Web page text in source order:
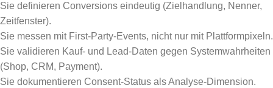
Sie definieren Conversions eindeutig (Zielhandlung, Nenner,
Zeitfenster).
Sie messen mit First-Party-Events, nicht nur mit Plattformpixeln.
Sie validieren Kauf- und Lead-Daten gegen Systemwahrheiten
(Shop, CRM, Payment).
Sie dokumentieren Consent-Status als Analyse-Dimension.